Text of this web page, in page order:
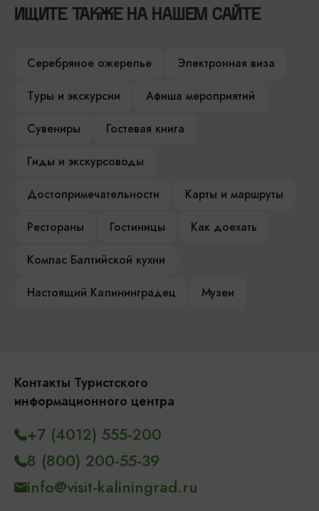
ИЩИТЕ ТАКЖЕ НА НАШЕМ САЙТЕ
Серебряное ожерелье
Электронная виза
Туры и экскурсии
Афиша мероприятий
Сувениры
Гостевая книга
Гиды и экскурсоводы
Достопримечательности
Карты и маршруты
Рестораны
Гостиницы
Как доехать
Компас Балтийской кухни
Настоящий Калининградец
Музеи
Контакты Туристского
информационного центра
+7 (4012) 555-200
8 (800) 200-55-39
info@visit-kaliningrad.ru